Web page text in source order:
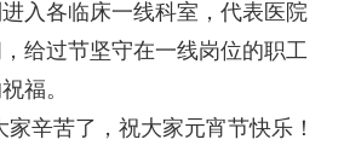
入各临床一线科室，代表医院
给过节坚守在一线岗位的职工
福。
家辛苦了，祝大家元宵节快乐！